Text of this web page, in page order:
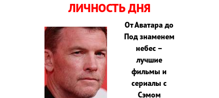
ЛИЧНОСТЬ ДНЯ
От Аватара до
Под знаменем
небес –
лучшие
фильмы и
сериалы с
Сэмом